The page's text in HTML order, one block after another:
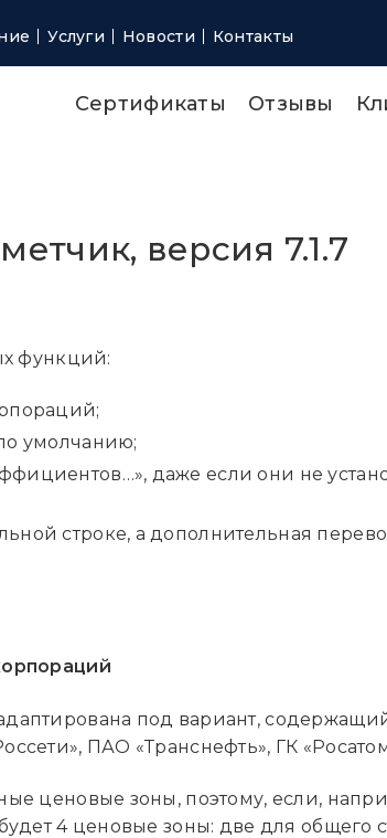
Услуги Новости Контакты
Сертификаты Отзывы
версия 7.1.7
функций:
умолчанию;
даже если они не
строке, а дополнительная
под вариант,
ПАО «Транснефть», ГК
ценовые зоны, поэтому, если,
4 ценовые зоны: две для общего